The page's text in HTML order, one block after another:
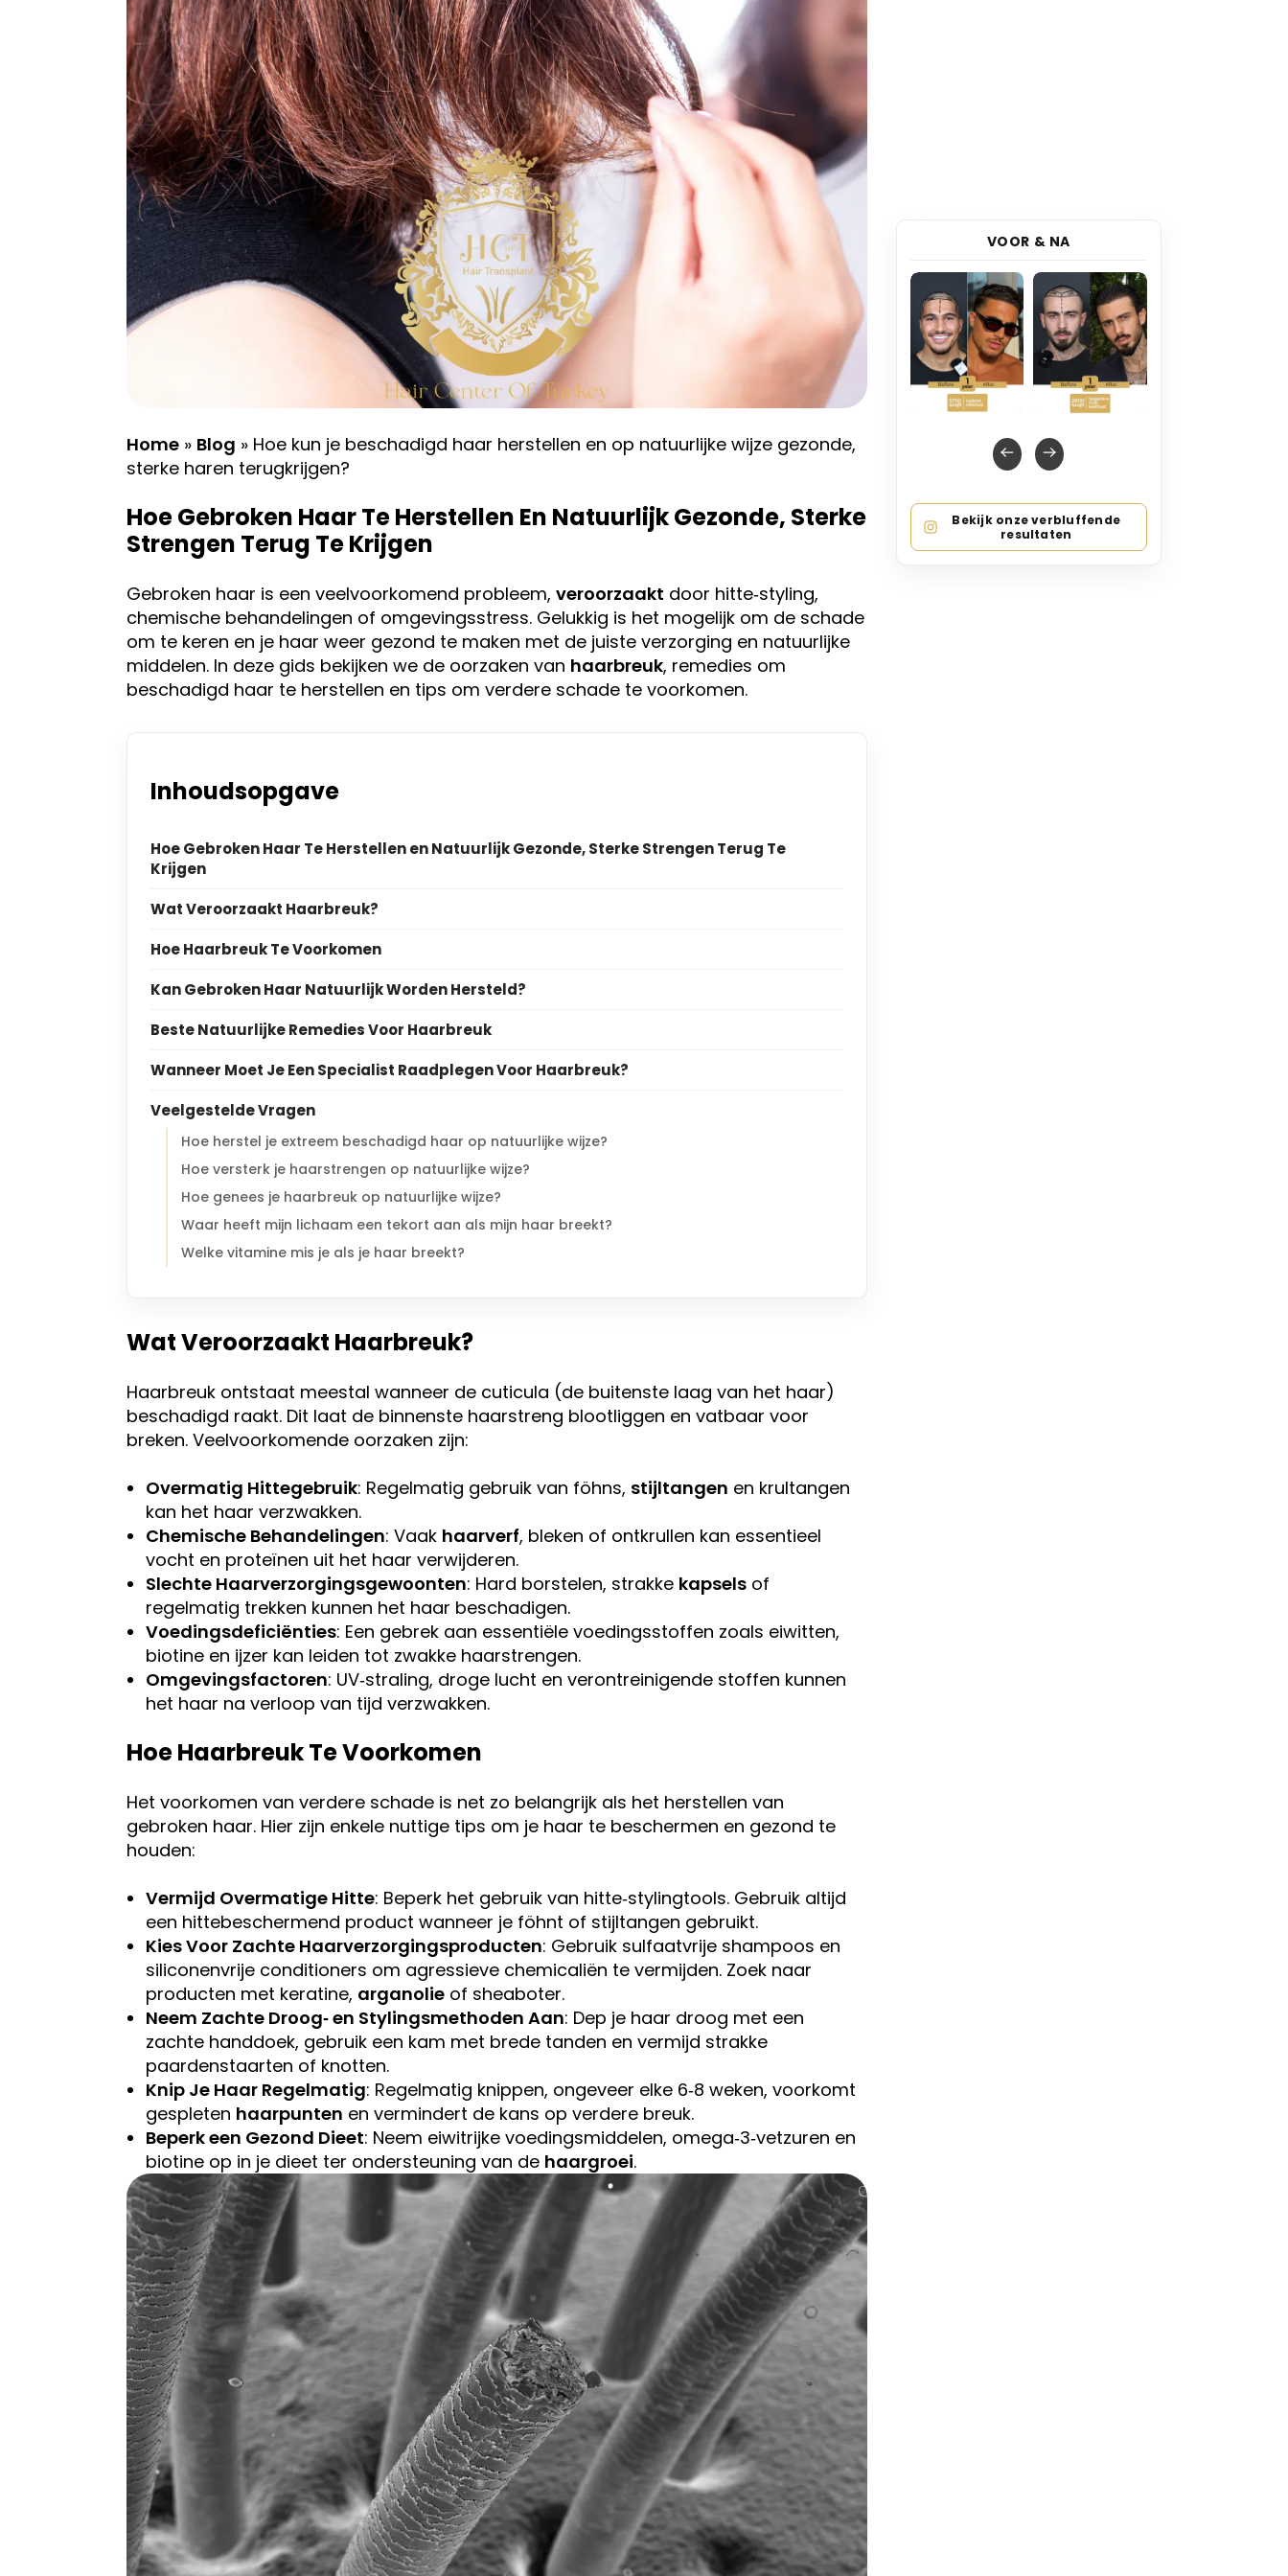
Home » Blog » Hoe kun je beschadigd haar herstellen en op natuurlijke wijze gezonde,
sterke haren terugkrijgen?
Hoe Gebroken Haar Te Herstellen En Natuurlijk Gezonde, Sterke
Strengen Terug Te Krijgen
Gebroken haar is een veelvoorkomend probleem, veroorzaakt door hitte‑styling,
chemische behandelingen of omgevingsstress. Gelukkig is het mogelijk om de schade
om te keren en je haar weer gezond te maken met de juiste verzorging en natuurlijke
middelen. In deze gids bekijken we de oorzaken van haarbreuk, remedies om
beschadigd haar te herstellen en tips om verdere schade te voorkomen.
Inhoudsopgave
Hoe Gebroken Haar Te Herstellen en Natuurlijk Gezonde, Sterke Strengen Terug Te
Krijgen
Wat Veroorzaakt Haarbreuk?
Hoe Haarbreuk Te Voorkomen
Kan Gebroken Haar Natuurlijk Worden Hersteld?
Beste Natuurlijke Remedies Voor Haarbreuk
Wanneer Moet Je Een Specialist Raadplegen Voor Haarbreuk?
Veelgestelde Vragen
Hoe herstel je extreem beschadigd haar op natuurlijke wijze?
Hoe versterk je haarstrengen op natuurlijke wijze?
Hoe genees je haarbreuk op natuurlijke wijze?
Waar heeft mijn lichaam een tekort aan als mijn haar breekt?
Welke vitamine mis je als je haar breekt?
Wat Veroorzaakt Haarbreuk?
Haarbreuk ontstaat meestal wanneer de cuticula (de buitenste laag van het haar)
beschadigd raakt. Dit laat de binnenste haarstreng blootliggen en vatbaar voor
breken. Veelvoorkomende oorzaken zijn:
Overmatig Hittegebruik: Regelmatig gebruik van föhns, stijltangen en krultangen
kan het haar verzwakken.
Chemische Behandelingen: Vaak haarverf, bleken of ontkrullen kan essentieel
vocht en proteïnen uit het haar verwijderen.
Slechte Haarverzorgingsgewoonten: Hard borstelen, strakke kapsels of
regelmatig trekken kunnen het haar beschadigen.
Voedingsdeficiënties: Een gebrek aan essentiële voedingsstoffen zoals eiwitten,
biotine en ijzer kan leiden tot zwakke haarstrengen.
Omgevingsfactoren: UV‑straling, droge lucht en verontreinigende stoffen kunnen
het haar na verloop van tijd verzwakken.
Hoe Haarbreuk Te Voorkomen
Het voorkomen van verdere schade is net zo belangrijk als het herstellen van
gebroken haar. Hier zijn enkele nuttige tips om je haar te beschermen en gezond te
houden:
Vermijd Overmatige Hitte: Beperk het gebruik van hitte‑stylingtools. Gebruik altijd
een hittebeschermend product wanneer je föhnt of stijltangen gebruikt.
Kies Voor Zachte Haarverzorgingsproducten: Gebruik sulfaatvrije shampoos en
siliconenvrije conditioners om agressieve chemicaliën te vermijden. Zoek naar
producten met keratine, arganolie of sheaboter.
Neem Zachte Droog‑ en Stylingsmethoden Aan: Dep je haar droog met een
zachte handdoek, gebruik een kam met brede tanden en vermijd strakke
paardenstaarten of knotten.
Knip Je Haar Regelmatig: Regelmatig knippen, ongeveer elke 6‑8 weken, voorkomt
gespleten haarpunten en vermindert de kans op verdere breuk.
Beperk een Gezond Dieet: Neem eiwitrijke voedingsmiddelen, omega‑3‑vetzuren en
biotine op in je dieet ter ondersteuning van de haargroei.
VOOR & NA
Bekijk onze verbluffende
resultaten